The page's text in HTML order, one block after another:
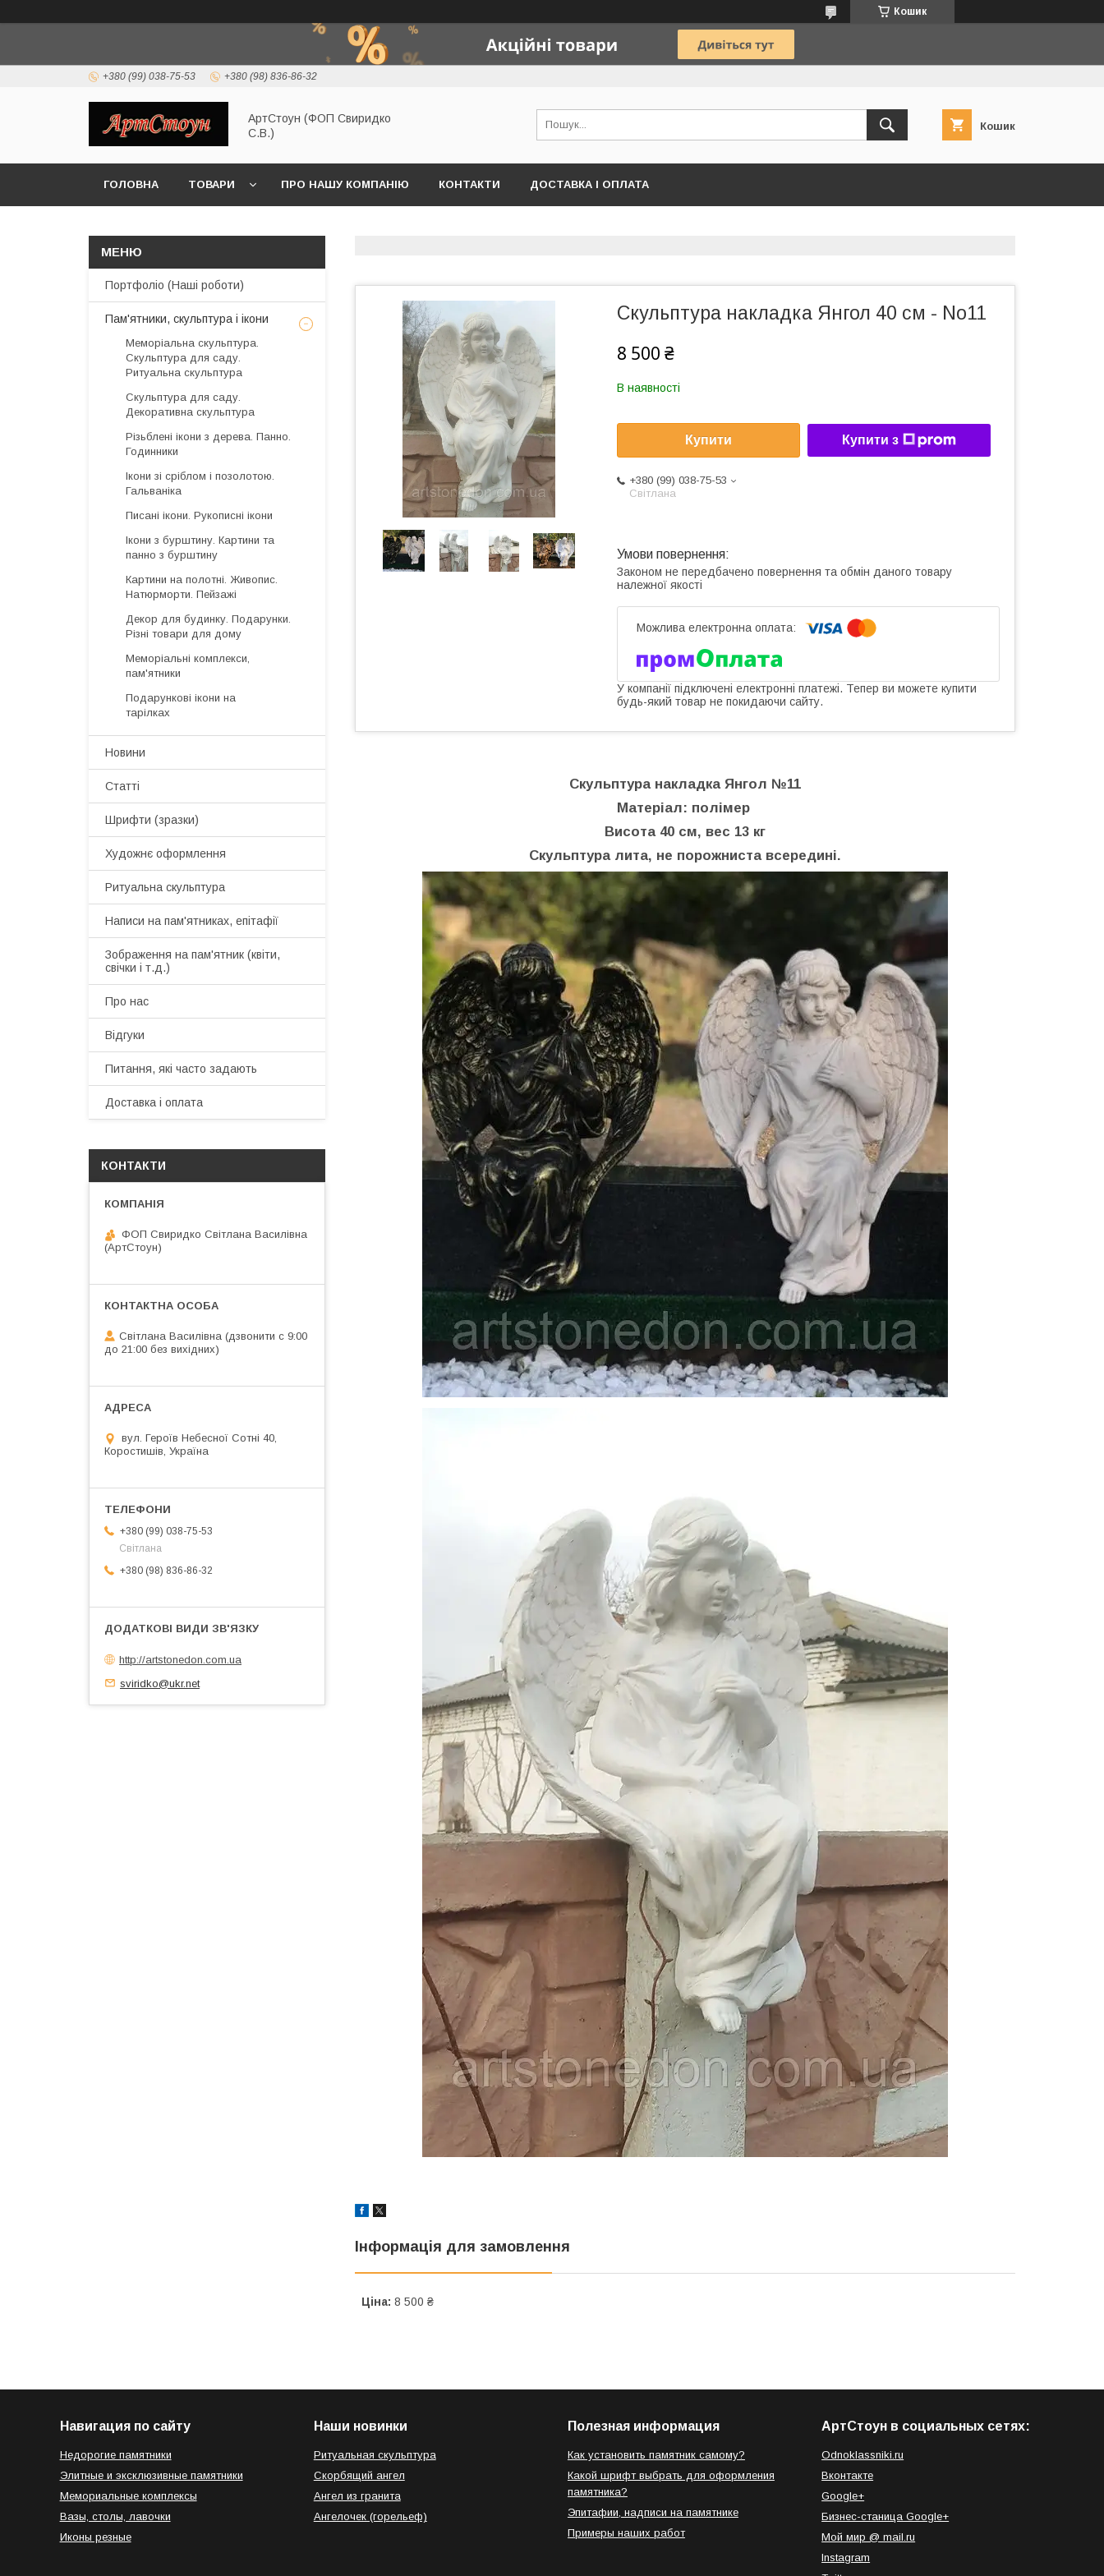
Кошик
+380 (99) 038-75-53 +380 (98) 836-86-32
АртСтоун (ФОП Свиридко
С.В.)
Кошик
ГОЛОВНА ТОВАРИ ПРО НАШУ КОМПАНІЮ КОНТАКТИ ДОСТАВКА І ОПЛАТА
Скульптура накладка Янгол 40 см - No11
8 500 ₴
В наявності
Купити Купити з
+380 (99) 038-75-53
Світлана
Законом не передбачено повернення та обмін даного товару
належної якості
У компанії підключені електронні платежі. Тепер ви можете купити
будь-який товар не покидаючи сайту.
Скульптура накладка Янгол №11
Матеріал: полімер
Висота 40 см, вес 13 кг
Скульптура лита, не порожниста всередині.
Інформація для замовлення
Ціна: 8 500 ₴
Портфоліо (Наші роботи)
Пам'ятники, скульптура і ікони
Меморіальна скульптура.
Скульптура для саду.
Ритуальна скульптура
Скульптура для саду.
Декоративна скульптура
Різьблені ікони з дерева. Панно.
Годинники
Ікони зі сріблом і позолотою.
Гальваніка
Писані ікони. Рукописні ікони
Ікони з бурштину. Картини та
панно з бурштину
Картини на полотні. Живопис.
Натюрморти. Пейзажі
Декор для будинку. Подарунки.
Різні товари для дому
Меморіальні комплекси,
пам'ятники
Подарункові ікони на
тарілках
Новини
Статті
Шрифти (зразки)
Художнє оформлення
Ритуальна скульптура
Написи на пам'ятниках, епітафії
Зображення на пам'ятник (квіти,
свічки і т.д.)
Про нас
Відгуки
Питання, які часто задають
Доставка і оплата
КОНТАКТИ
ФОП Свиридко Світлана Василівна
(АртСтоун)
Світлана Василівна (дзвонити с 9:00
до 21:00 без вихідних)
вул. Героїв Небесної Сотні 40,
Коростишів, Україна
+380 (99) 038-75-53
Світлана
+380 (98) 836-86-32
http://artstonedon.com.ua
sviridko@ukr.net
Навигация по сайту
Недорогие памятники
Элитные и эксклюзивные памятники
Мемориальные комплексы
Вазы, столы, лавочки
Иконы резные
Наши новинки
Ритуальная скульптура
Скорбящий ангел
Ангел из гранита
Ангелочек (горельеф)
Полезная информация
Как установить памятник самому?
Какой шрифт выбрать для оформления
памятника?
Эпитафии, надписи на памятнике
Примеры наших работ
АртСтоун в социальных сетях:
Odnoklassniki.ru
Вконтакте
Google+
Бизнес-станица Google+
Мой мир @ mail.ru
Instagram